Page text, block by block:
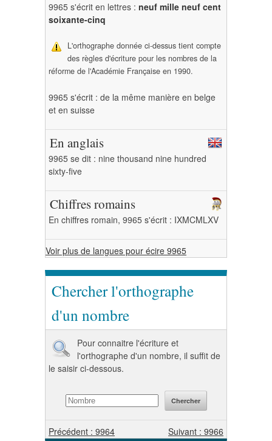
9965 s'écrit en lettres : neuf mille neuf cent
soixante-cinq
L'orthographe donnée ci-dessus tient compte
des règles d'écriture pour les nombres de la
réforme de l'Académie Française en 1990.
9965 s'écrit : de la même manière en belge
et en suisse
En anglais
9965 se dit : nine thousand nine hundred
sixty-five
Chiffres romains
En chiffres romain, 9965 s'écrit : IXMCMLXV
Voir plus de langues pour écire 9965
Chercher l'orthographe
d'un nombre
Pour connaitre l'écriture et
l'orthographe d'un nombre, il suffit de
le saisir ci-dessous.
Précédent : 9964 Suivant : 9966